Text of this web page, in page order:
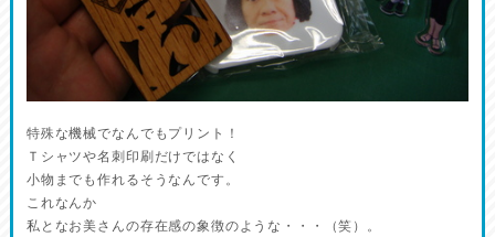
特殊な機械でなんでもプリント！
Ｔシャツや名刺印刷だけではなく
小物までも作れるそうなんです。
これなんか
私となお美さんの存在感の象徴のような・・・（笑）。